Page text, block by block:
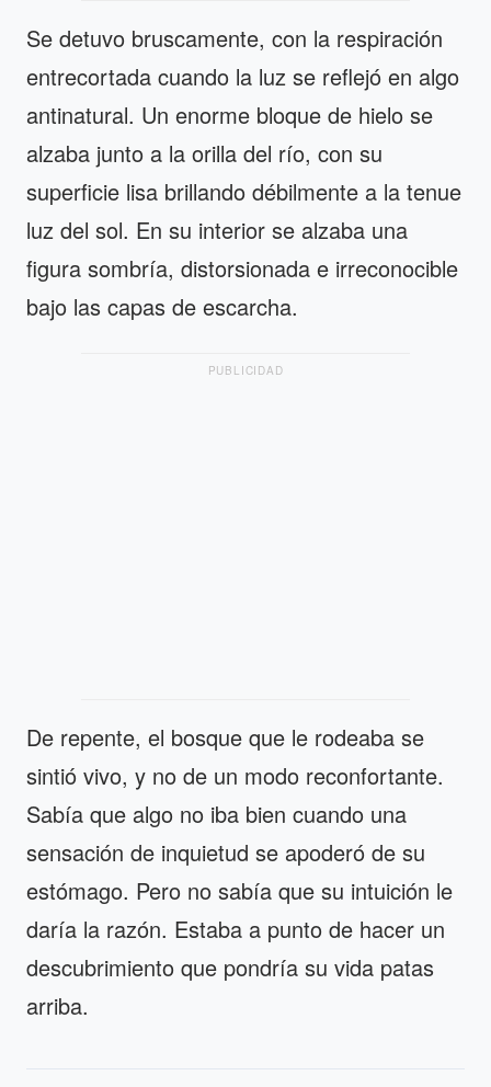
Se detuvo bruscamente, con la respiración
entrecortada cuando la luz se reflejó en algo
antinatural. Un enorme bloque de hielo se
alzaba junto a la orilla del río, con su
superficie lisa brillando débilmente a la tenue
luz del sol. En su interior se alzaba una
figura sombría, distorsionada e irreconocible
bajo las capas de escarcha.
PUBLICIDAD
De repente, el bosque que le rodeaba se
sintió vivo, y no de un modo reconfortante.
Sabía que algo no iba bien cuando una
sensación de inquietud se apoderó de su
estómago. Pero no sabía que su intuición le
daría la razón. Estaba a punto de hacer un
descubrimiento que pondría su vida patas
arriba.